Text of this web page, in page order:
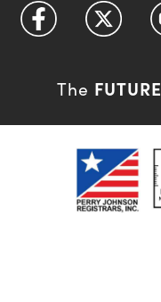
The FUTURE